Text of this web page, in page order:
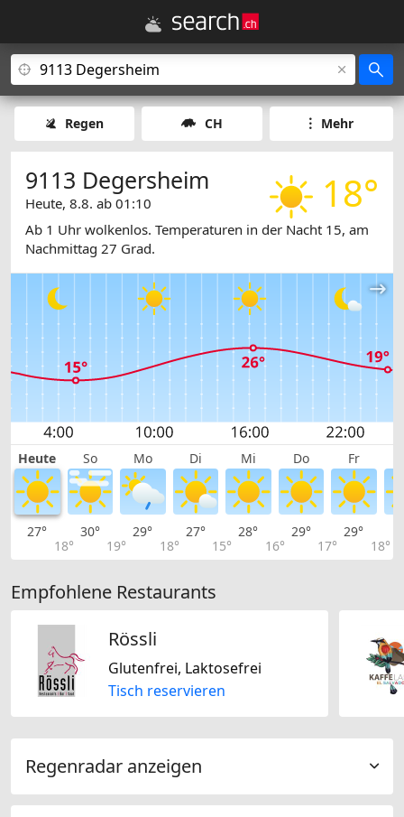
Regen CH Mehr
18°
9113 Degersheim
Heute, 8.8. ab 01:10
Ab 1 Uhr wolkenlos. Temperaturen in der Nacht 15, am
Nachmittag 27 Grad.
Heute So Mo Di Mi Do Fr
27°
18°
30°
19°
29°
18°
27°
15°
28°
16°
29°
17°
29°
18°
Empfohlene Restaurants
Rössli
Glutenfrei, Laktosefrei
Tisch reservieren
Regenradar anzeigen